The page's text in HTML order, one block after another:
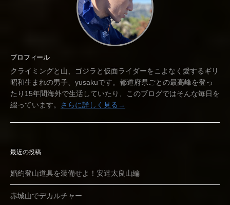
プロフィール
クライミングと山、ゴジラと仮面ライダーをこよなく愛するギリ
昭和生まれの男子、yusakuです。都道府県ごとの最高峰を登っ
たり15年間海外で生活していたり、このブログではそんな毎日を
綴っています。
さらに詳しく見る→
最近の投稿
婚約登山道具を装備せよ！安達太良山編
赤城山でデカルチャー